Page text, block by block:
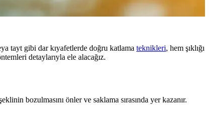
tayt gibi dar kıyafetlerde doğru katlama teknikleri, hem şıklığı
detaylarıyla ele alacağız.
bozulmasını önler ve saklama sırasında yer kazanır.